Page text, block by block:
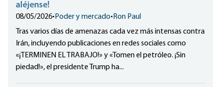
aléjense!
08/05/2026•Poder y mercado•Ron Paul
Tras varios días de amenazas cada vez más intensas contra
Irán, incluyendo publicaciones en redes sociales como
«¡TERMINEN EL TRABAJO!» y «Tomen el petróleo. ¡Sin
piedad!», el presidente Trump ha...